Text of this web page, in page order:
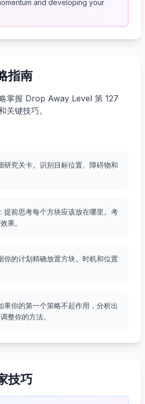
and developing your
指南
掌握 Drop Away Level 第 127
关键技巧。
研究关卡。识别目标位置、障碍物和
提前思考每个方块应该放在哪里。考
果。
你的计划精确放置方块。时机和位置
果你的第一个策略不起作用，分析出
整你的方法。
技巧